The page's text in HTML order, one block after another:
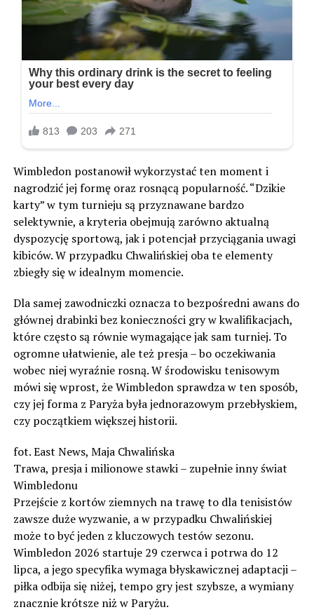
Wimbledon postanowił wykorzystać ten moment i
nagrodzić jej formę oraz rosnącą popularność. “Dzikie
karty” w tym turnieju są przyznawane bardzo
selektywnie, a kryteria obejmują zarówno aktualną
dyspozycję sportową, jak i potencjał przyciągania uwagi
kibiców. W przypadku Chwalińskiej oba te elementy
zbiegły się w idealnym momencie.
Dla samej zawodniczki oznacza to bezpośredni awans do
głównej drabinki bez konieczności gry w kwalifikacjach,
które często są równie wymagające jak sam turniej. To
ogromne ułatwienie, ale też presja – bo oczekiwania
wobec niej wyraźnie rosną. W środowisku tenisowym
mówi się wprost, że Wimbledon sprawdza w ten sposób,
czy jej forma z Paryża była jednorazowym przebłyskiem,
czy początkiem większej historii.
fot. East News, Maja Chwalińska
Trawa, presja i milionowe stawki – zupełnie inny świat
Wimbledonu
Przejście z kortów ziemnych na trawę to dla tenisistów
zawsze duże wyzwanie, a w przypadku Chwalińskiej
może to być jeden z kluczowych testów sezonu.
Wimbledon 2026 startuje 29 czerwca i potrwa do 12
lipca, a jego specyfika wymaga błyskawicznej adaptacji –
piłka odbija się niżej, tempo gry jest szybsze, a wymiany
znacznie krótsze niż w Paryżu.